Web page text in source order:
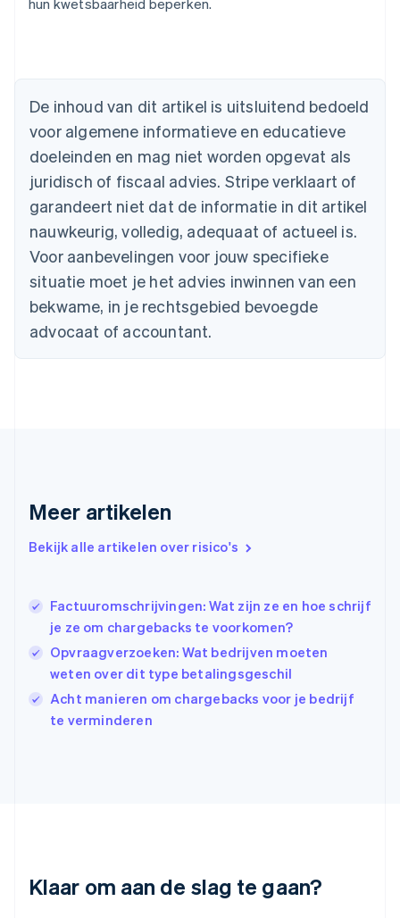
hun kwetsbaarheid beperken.
De inhoud van dit artikel is uitsluitend bedoeld
voor algemene informatieve en educatieve
doeleinden en mag niet worden opgevat als
juridisch of fiscaal advies. Stripe verklaart of
garandeert niet dat de informatie in dit artikel
nauwkeurig, volledig, adequaat of actueel is.
Voor aanbevelingen voor jouw specifieke
situatie moet je het advies inwinnen van een
bekwame, in je rechtsgebied bevoegde
advocaat of accountant.
Meer artikelen
Bekijk alle artikelen over risico's
Factuuromschrijvingen: Wat zijn ze en hoe schrijf
je ze om chargebacks te voorkomen?
Opvraagverzoeken: Wat bedrijven moeten
weten over dit type betalingsgeschil
Acht manieren om chargebacks voor je bedrijf
te verminderen
Klaar om aan de slag te gaan?
English
Bulgarije
Canada
English Français
Cyprus
English
Denemarken
English
Duitsland
DeutschEnglish
Estland
Finland
EnglishSvenska
Hongkong SAR, China
English简体中文
Ierland
English
Italië
ItalianoEnglish
Japan
日本語 English
Kroatië
EnglishItaliano
Letland
English简体中文